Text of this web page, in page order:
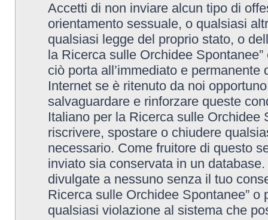
Accetti di non inviare alcun tipo di
orientamento sessuale, o qualsiasi
qualsiasi legge del proprio stato, o
la Ricerca sulle Orchidee
ciò porta all’immediato e
Internet se è ritenuto da noi
salvaguardare e rinforzare queste
Italiano per la Ricerca sulle Orchidee
riscrivere, spostare o chiudere
necessario. Come fruitore di questo
inviato sia conservata in un
divulgate a nessuno senza il tuo
Ricerca sulle Orchidee Spontanee”
qualsiasi violazione al sistema che